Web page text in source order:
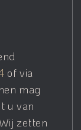
of via
mag
u van
zetten